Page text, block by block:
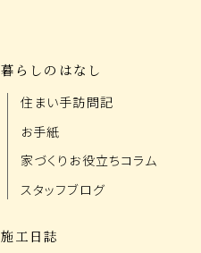
暮らしのはなし
住まい手訪問記
お手紙
家づくりお役立ちコラム
スタッフブログ
施工日誌